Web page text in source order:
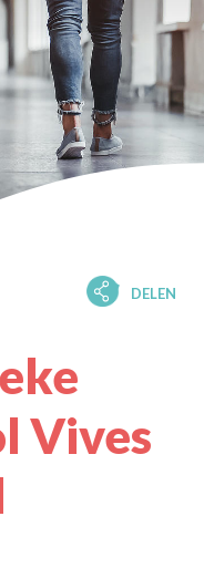
DELEN
Vives